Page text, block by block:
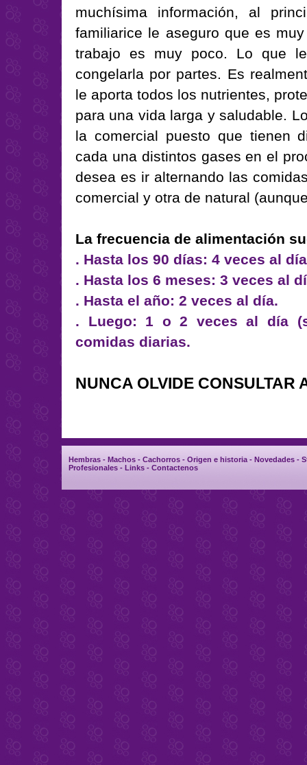
muchísima información, al
familiarice le aseguro que es
trabajo es muy poco. Lo que
congelarla por partes. Es
le aporta todos los nutrientes,
para una vida larga y saludable.
la comercial puesto que tienen
cada una distintos gases en el
desea es ir alternando las
comercial y otra de natural
La frecuencia de alimentación
. Hasta los 90 días: 4 veces al día
. Hasta los 6 meses: 3 veces al
. Hasta el año: 2 veces al día.
. Luego: 1 o 2 veces al día
comidas diarias.
NUNCA OLVIDE CONSULTAR
Hembras - Machos - Cachorros - Origen e historia - Novedades -
Profesionales - Links - Contactenos